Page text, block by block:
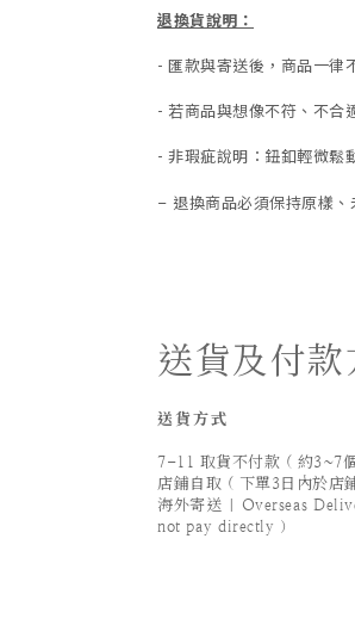
退換貨說明：
- 匯款與寄送後，商品一律
- 若商品與想像不符、不合
- 非瑕疵說明：鈕釦輕微鬆
- 退換商品必須保持原樣、
送貨及付款
送貨方式
7-11 取貨不付款 ( 約3~7
店鋪自取 ( 下單3日內於店
海外寄送 | Overseas
not pay directly ）